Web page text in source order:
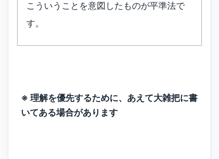
こういうことを意図したものが平準法で
す。
※ 理解を優先するために、あえて大雑把に書
いてある場合があります